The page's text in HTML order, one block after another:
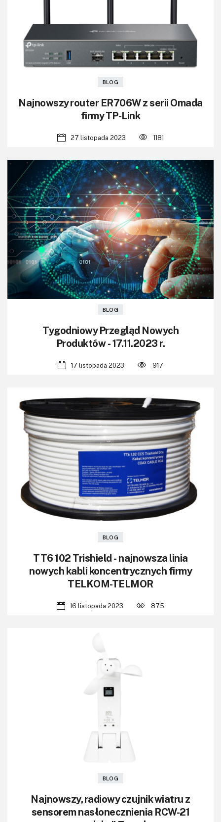
BLOG
Najnowszy router ER706W z serii Omada
firmy TP-Link
27 listopada 2023 1181
BLOG
Tygodniowy Przegląd Nowych
Produktów - 17.11.2023 r.
17 listopada 2023 917
BLOG
TT6 102 Trishield - najnowsza linia
nowych kabli koncentrycznych firmy
TELKOM-TELMOR
16 listopada 2023 875
BLOG
Najnowszy, radiowy czujnik wiatru z
sensorem nasłonecznienia RCW-21